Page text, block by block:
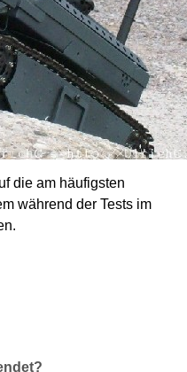
die am häufigsten
während der Tests im